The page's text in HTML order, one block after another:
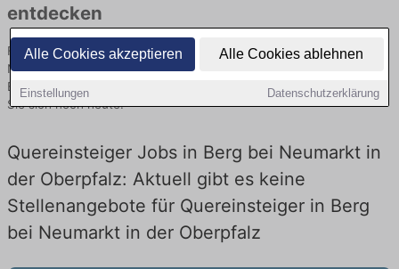
Alle Cookies akzeptieren Alle Cookies ablehnen
Einstellungen Datenschutzerklärung
entdecken
Für Quereinsteiger beim Lieferdienst finden Sie in Berg bei
Neumarkt in der Oberpfalz hier die aktuellsten Angebote.
Entdecken Sie freie Optionen von Top-Arbeitgebern und bewerben
Sie sich noch heute.
Quereinsteiger Jobs in Berg bei Neumarkt in
der Oberpfalz: Aktuell gibt es keine
Stellenangebote für Quereinsteiger in Berg
bei Neumarkt in der Oberpfalz